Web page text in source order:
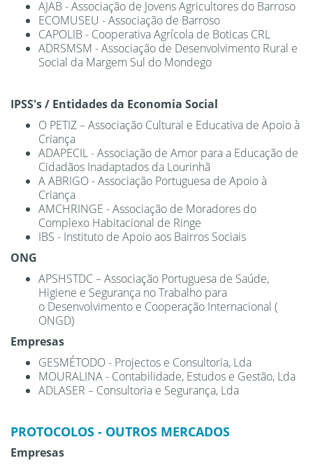
AJAB - Associação de Jovens Agricultores do Barroso
ECOMUSEU - Associação de Barroso
CAPOLIB - Cooperativa Agrícola de Boticas CRL
ADRSMSM - Associação de Desenvolvimento Rural e
Social da Margem Sul do Mondego
IPSS's / Entidades da Economia Social
O PETIZ – Associação Cultural e Educativa de Apoio à
Criança
ADAPECIL - Associação de Amor para a Educação de
Cidadãos Inadaptados da Lourinhã
A ABRIGO - Associação Portuguesa de Apoio à
Criança
AMCHRINGE - Associação de Moradores do
Complexo Habitacional de Ringe
IBS - Instituto de Apoio aos Bairros Sociais
ONG
APSHSTDC – Associação Portuguesa de Saúde,
Higiene e Segurança no Trabalho para
o Desenvolvimento e Cooperação Internacional (
ONGD)
​Empresas
GESMÉTODO - Projectos e Consultoria, Lda
MOURALINA - Contabilidade, Estudos e Gestão, Lda
ADLASER – Consultoria e Segurança, Lda
PROTOCOLOS - OUTROS MERCADOS
Empresas